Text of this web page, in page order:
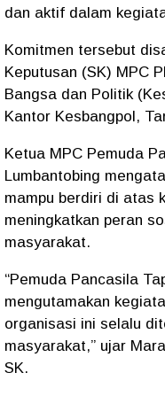
dan aktif dalam
Komitmen tersebut
Keputusan (SK) MPC
Bangsa dan Politik
Kantor Kesbangpol,
Ketua MPC Pemuda
Lumbantobing
mampu berdiri di atas
meningkatkan peran
masyarakat.
“Pemuda Pancasila
mengutamakan
organisasi ini selalu
masyarakat,” ujar
SK.